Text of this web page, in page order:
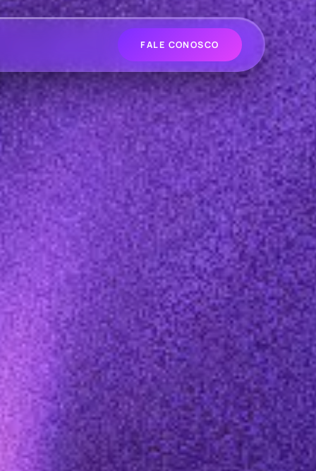
FALE CONOSCO